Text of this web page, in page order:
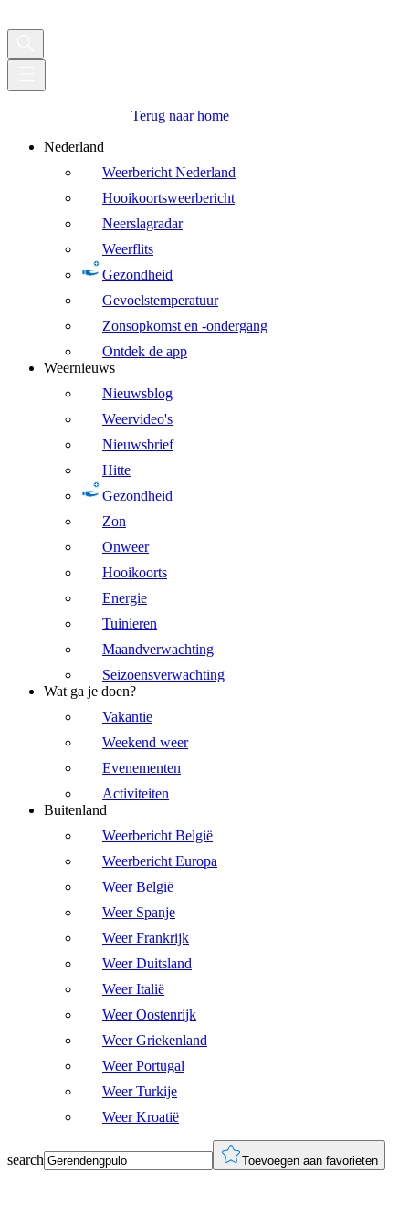
Terug naar home
Nederland
Weerbericht Nederland
Hooikoortsweerbericht
Neerslagradar
Weerflits
Gezondheid
Gevoelstemperatuur
Zonsopkomst en -ondergang
Ontdek de app
Weernieuws
Nieuwsblog
Weervideo's
Nieuwsbrief
Hitte
Gezondheid
Zon
Onweer
Hooikoorts
Energie
Tuinieren
Maandverwachting
Seizoensverwachting
Wat ga je doen?
Vakantie
Weekend weer
Evenementen
Activiteiten
Buitenland
Weerbericht België
Weerbericht Europa
Weer België
Weer Spanje
Weer Frankrijk
Weer Duitsland
Weer Italië
Weer Oostenrijk
Weer Griekenland
Weer Portugal
Weer Turkije
Weer Kroatië
search Toevoegen aan favorieten